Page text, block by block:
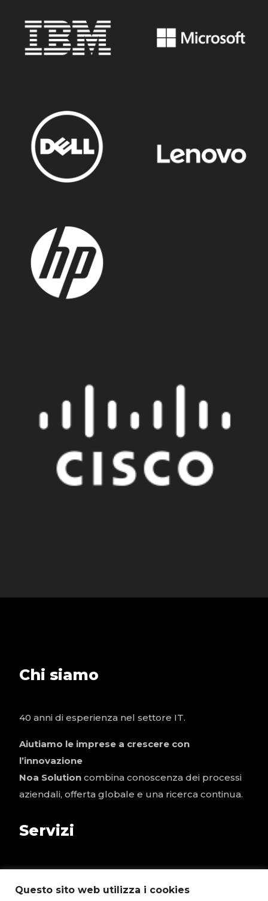
Chi siamo
40 anni di esperienza nel settore IT.
Aiutiamo le imprese a crescere con
l’innovazione
Noa Solution combina conoscenza dei processi
aziendali, offerta globale e una ricerca continua.
Servizi
Business Application
Questo sito web utilizza i cookies